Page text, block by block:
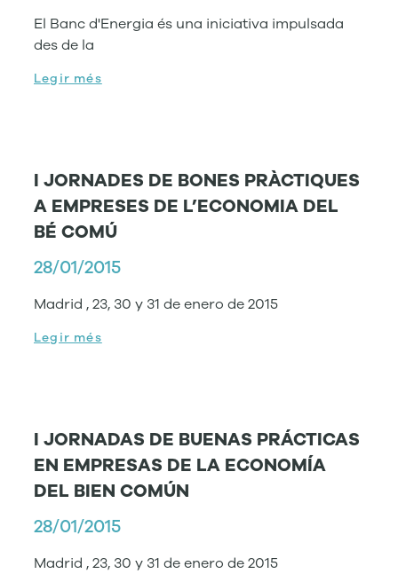
El Banc d'Energia és una iniciativa impulsada
des de la
Legir més
I JORNADES DE BONES PRÀCTIQUES
A EMPRESES DE L’ECONOMIA DEL
BÉ COMÚ
28/01/2015
Madrid , 23, 30 y 31 de enero de 2015
Legir més
I JORNADAS DE BUENAS PRÁCTICAS
EN EMPRESAS DE LA ECONOMÍA
DEL BIEN COMÚN
28/01/2015
Madrid , 23, 30 y 31 de enero de 2015